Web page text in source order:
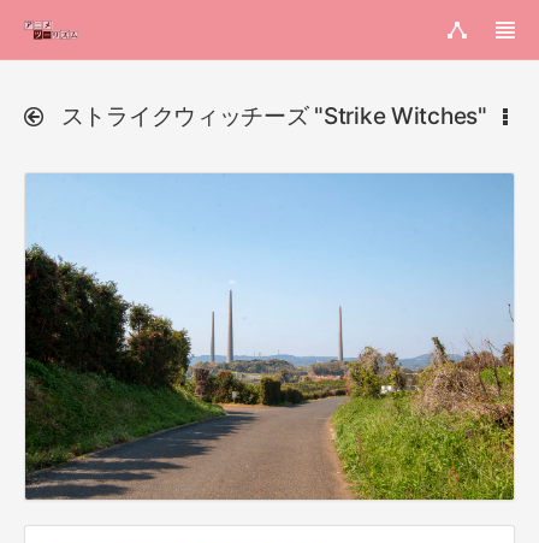
ストライクウィッチーズ "Strike Witches"